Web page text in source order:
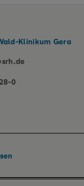
Klinikum Gera
0